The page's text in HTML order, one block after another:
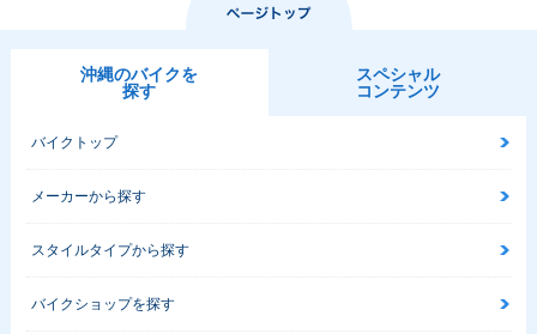
沖縄のバイクを
探す
スペシャル
コンテンツ
バイクトップ
メーカーから探す
スタイルタイプから探す
バイクショップを探す